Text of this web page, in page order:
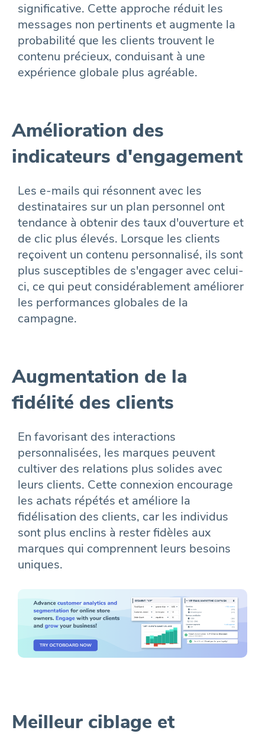
significative. Cette approche réduit les
messages non pertinents et augmente la
probabilité que les clients trouvent le
contenu précieux, conduisant à une
expérience globale plus agréable.
Amélioration des
indicateurs d'engagement
Les e-mails qui résonnent avec les
destinataires sur un plan personnel ont
tendance à obtenir des taux d'ouverture et
de clic plus élevés. Lorsque les clients
reçoivent un contenu personnalisé, ils sont
plus susceptibles de s'engager avec celui-
ci, ce qui peut considérablement améliorer
les performances globales de la
campagne.
Augmentation de la
fidélité des clients
En favorisant des interactions
personnalisées, les marques peuvent
cultiver des relations plus solides avec
leurs clients. Cette connexion encourage
les achats répétés et améliore la
fidélisation des clients, car les individus
sont plus enclins à rester fidèles aux
marques qui comprennent leurs besoins
uniques.
Meilleur ciblage et